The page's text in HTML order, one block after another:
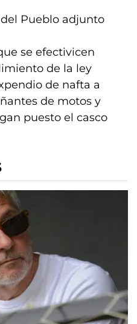
Pueblo adjunto
se efectivicen
de la ley
de nafta a
de motos y
puesto el casco